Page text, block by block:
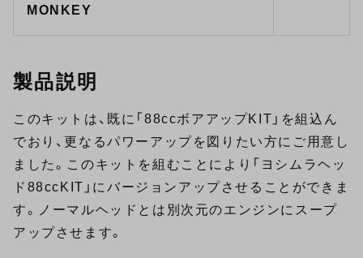
MONKEY
製品説明
このキットは、既に「88ccボアアップKIT」を組込ん
でおり、更なるパワーアップを図りたい方にご用意し
ました。このキットを組むことにより「ヨシムラヘッ
ド88ccKIT」にバージョンアップさせることができま
す。ノーマルヘッドとは別次元のエンジンにスープ
アップさせます。